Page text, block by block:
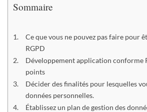
Sommaire
Ce que vous ne pouvez pas faire pour
RGPD
Développement application conforme
points
Décider des finalités pour lesquelles
données personnelles.
Établissez un plan de gestion des